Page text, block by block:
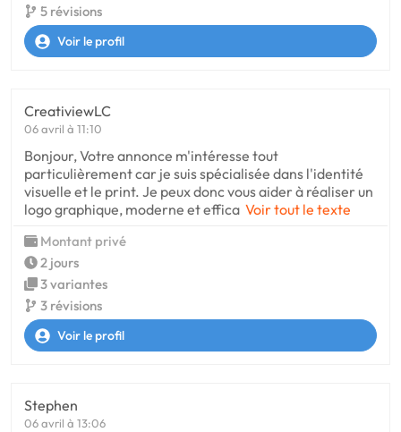
5 révisions
Voir le profil
CreativiewLC
06 avril à 11:10
Bonjour, Votre annonce m'intéresse tout
particulièrement car je suis spécialisée dans l'identité
visuelle et le print. Je peux donc vous aider à réaliser un
logo graphique, moderne et effica Voir tout le texte
Montant privé
2 jours
3 variantes
3 révisions
Voir le profil
Stephen
06 avril à 13:06